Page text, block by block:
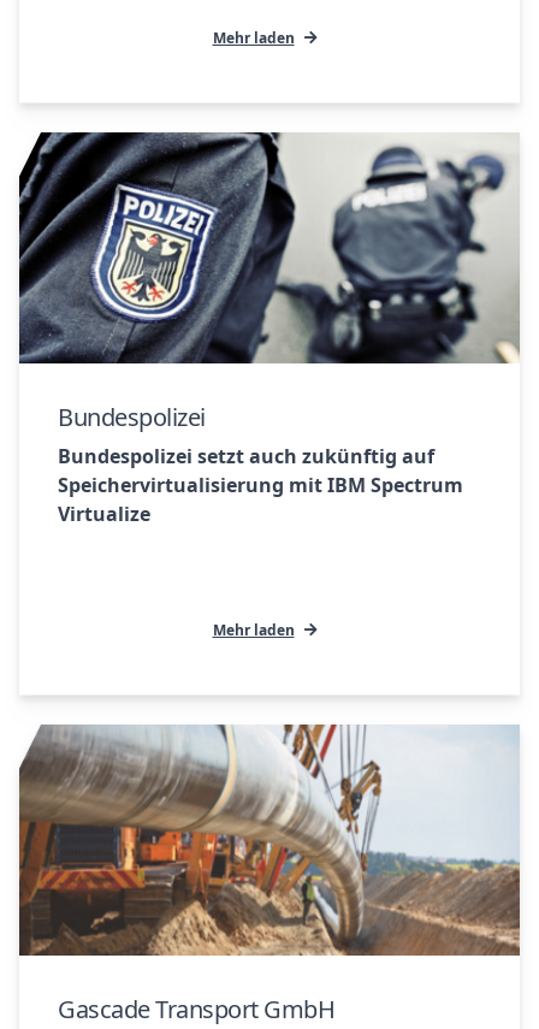
Mehr laden
Bundespolizei
Bundespolizei setzt auch zukünftig auf
Speichervirtualisierung mit IBM Spectrum
Virtualize
Mehr laden
Gascade Transport GmbH